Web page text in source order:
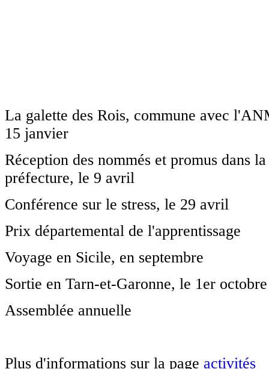
La galette des Rois, commune avec
15 janvier
Réception des nommés et promus dans
préfecture, le 9 avril
Conférence sur le stress, le 29 avril
Prix départemental de l'apprentissage
Voyage en Sicile, en septembre
Sortie en Tarn-et-Garonne, le 1er octobre
Assemblée annuelle
Plus d'informations sur la page activités